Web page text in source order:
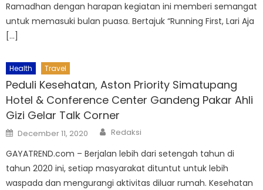
Ramadhan dengan harapan kegiatan ini memberi semangat
untuk memasuki bulan puasa. Bertajuk “Running First, Lari Aja
[…]
Health Travel
Peduli Kesehatan, Aston Priority Simatupang
Hotel & Conference Center Gandeng Pakar Ahli
Gizi Gelar Talk Corner
Posted
on
December 11, 2020 Author
Redaksi
GAYATREND.com – Berjalan lebih dari setengah tahun di
tahun 2020 ini, setiap masyarakat dituntut untuk lebih
waspada dan mengurangi aktivitas diluar rumah. Kesehatan